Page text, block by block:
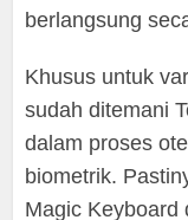
berlangsung
Khusus untuk
sudah ditemani
dalam proses
biometrik.
Magic Keyboard